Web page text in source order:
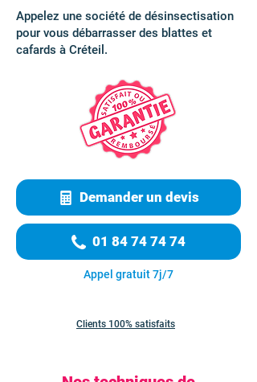
Appelez une société de désinsectisation
pour vous débarrasser des blattes et
cafards à Créteil.
Demander un devis
01 84 74 74 74
Appel gratuit 7j/7
Clients 100% satisfaits